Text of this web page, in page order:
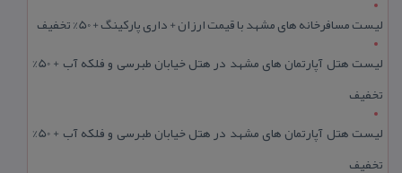
لیست مسافرخانه های مشهد با قیمت ارزان + داری پارکینگ + 50% تخفیف
لیست هتل آپارتمان های مشهد در هتل خیابان طبرسی و فلکه آب + 50%
تخفیف
لیست هتل آپارتمان های مشهد در هتل خیابان طبرسی و فلکه آب + 50%
تخفیف